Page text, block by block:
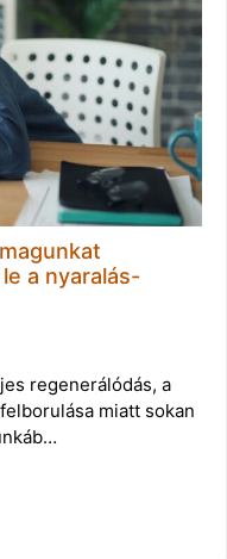
a nyaralás-
regenerálódás, a
miatt sokan